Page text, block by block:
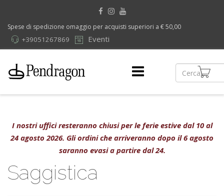
Spese di spedizione omaggio per acquisti superiori a € 50,00
Eventi
+39051267869
I nostri uffici resteranno chiusi per le ferie estive dal 10 al
24 agosto 2026. Gli ordini che arriveranno dopo il 6 agosto
saranno evasi a partire dal 24.
Saggistica